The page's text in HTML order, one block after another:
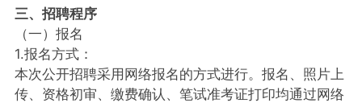
三、招聘程序
（一）报名
1.报名方式：
本次公开招聘采用网络报名的方式进行。报名、照片上
传、资格初审、缴费确认、笔试准考证打印均通过网络